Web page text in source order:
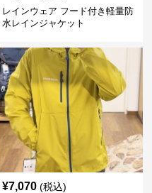
レインウェア フード付き軽量防
水レインジャケット
¥7,070 (税込)